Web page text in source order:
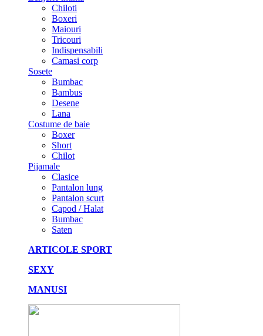
Chiloti
Boxeri
Maiouri
Tricouri
Indispensabili
Camasi corp
Sosete
Bumbac
Bambus
Desene
Lana
Costume de baie
Boxer
Short
Chilot
Pijamale
Clasice
Pantalon lung
Pantalon scurt
Capod / Halat
Bumbac
Saten
ARTICOLE SPORT
SEXY
MANUSI